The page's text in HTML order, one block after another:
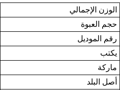
الوزن الإجمالي
حجم العبوة
رقم الموديل
يكتب
ماركة
أصل البلد